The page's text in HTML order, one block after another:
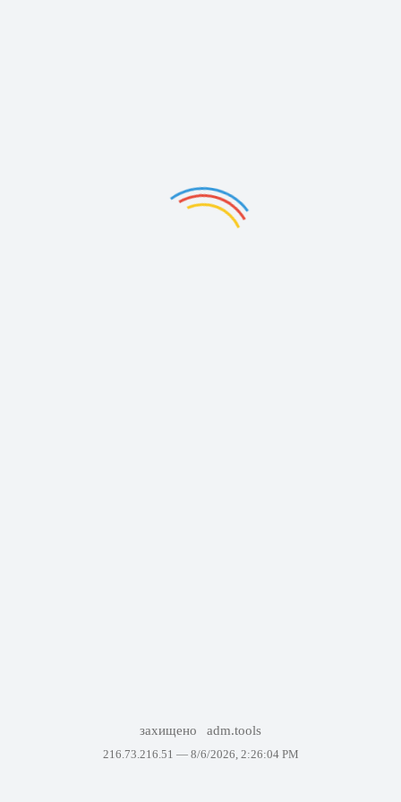
захищено adm.tools
216.73.216.51 — 8/6/2026, 2:26:04 PM